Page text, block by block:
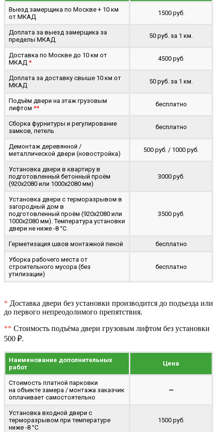
Выезд замерщика по Москве + 10 км
от МКАД
1500 руб.
Доплата за выезд замерщика за
пределы МКАД
50 руб. за 1 км.
Доставка по Москве до 10 км от
МКАД *
4500 руб.
Доплата за доставку свыше 10 км от
МКАД
50 руб. за 1 км.
Подъём двери на этаж грузовым
лифтом **
бесплатно
Сборка фурнитуры и регулирование
замков, петель
бесплатно
Демонтаж деревянной /
металлической двери (новостройка)
500 руб. / 1000 руб.
Установка двери в квартиру в
подготовленный бетонный проём
(920x2080 или 1000x2080 мм)
3000 руб.
Установка двери с терморазрывом в
загородный дом в
подготовленный проём (920x2080 или
1000x2080 мм). Температура установки
двери не ниже -8 °C.
3500 руб.
Герметизация швов монтажной пеной бесплатно
Уборка рабочего места от
строительного мусора (без
утилизации)
бесплатно
* Доставка двери без установки производится до подъезда или
до первого непреодолимого препятствия.
** Стоимость подъёма двери грузовым лифтом без установки
500 ₽.
Наименование дополнительных
работ
Цена
Стоимость платной парковки
на объекте замера / монтажа заказчик
оплачивает самостоятельно
—
Установка входной двери с
терморазрывом при температуре
ниже -8 °C
1500 руб.